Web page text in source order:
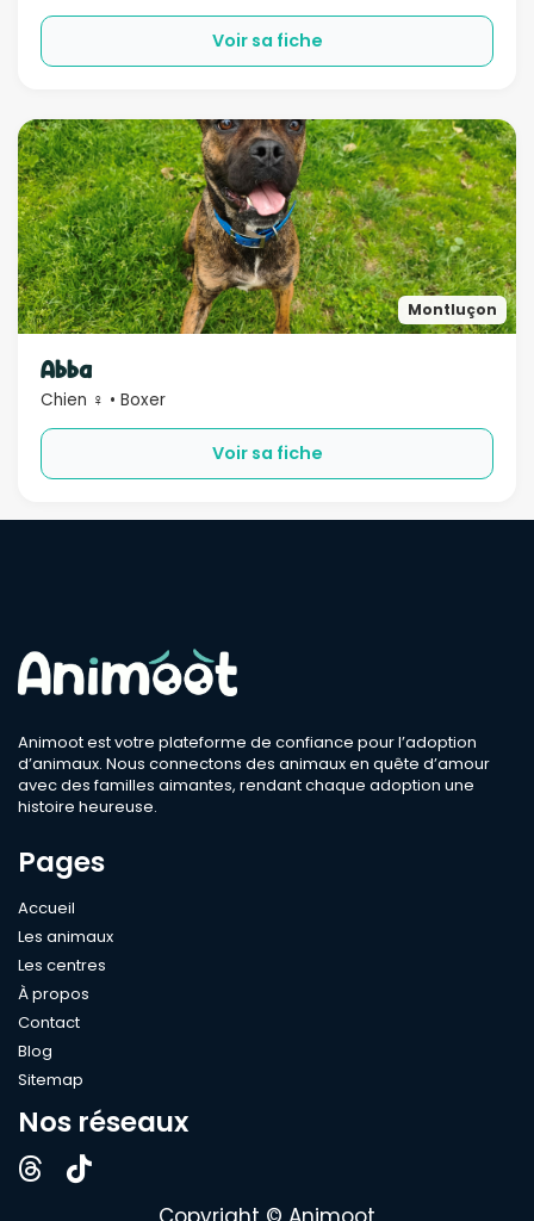
Voir sa fiche
Montluçon
Abba
Chien ♀ • Boxer
Voir sa fiche
Animoot est votre plateforme de confiance pour l’adoption
d’animaux. Nous connectons des animaux en quête d’amour
avec des familles aimantes, rendant chaque adoption une
histoire heureuse.
Pages
Accueil
Les animaux
Les centres
À propos
Contact
Blog
Sitemap
Nos réseaux